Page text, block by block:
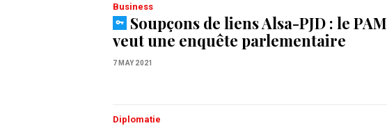
Business
Soupçons de liens Alsa-PJD : le PAM
veut une enquête parlementaire
7 MAY 2021
Diplomatie